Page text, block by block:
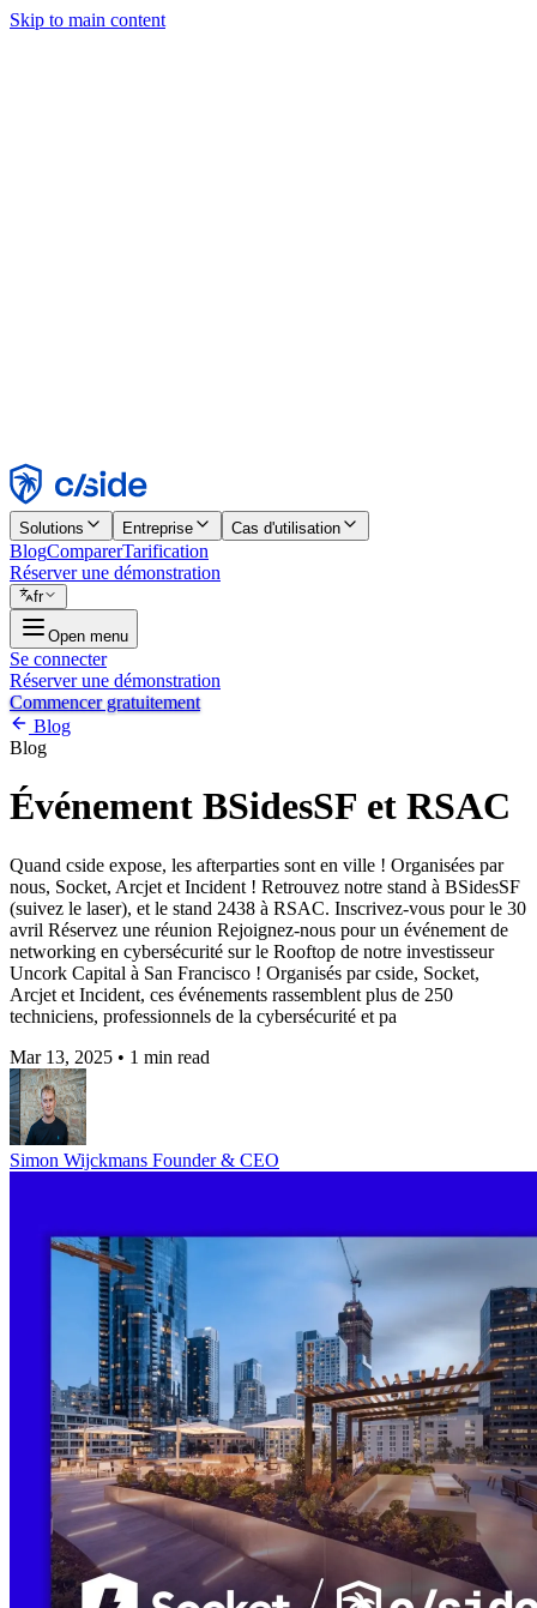
Skip to main content
Rejeter
Solutions Entreprise Cas d'utilisation
BlogComparerTarification
Réserver une démonstration
fr
Open menu
Se connecter
Réserver une démonstration
Commencer gratuitement
Blog
Blog
Événement BSidesSF et RSAC
Quand cside expose, les afterparties sont en ville ! Organisées par
nous, Socket, Arcjet et Incident ! Retrouvez notre stand à BSidesSF
(suivez le laser), et le stand 2438 à RSAC. Inscrivez-vous pour le 30
avril Réservez une réunion Rejoignez-nous pour un événement de
networking en cybersécurité sur le Rooftop de notre investisseur
Uncork Capital à San Francisco ! Organisés par cside, Socket,
Arcjet et Incident, ces événements rassemblent plus de 250
techniciens, professionnels de la cybersécurité et pa
Mar 13, 2025 • 1 min read
Simon Wijckmans Founder & CEO